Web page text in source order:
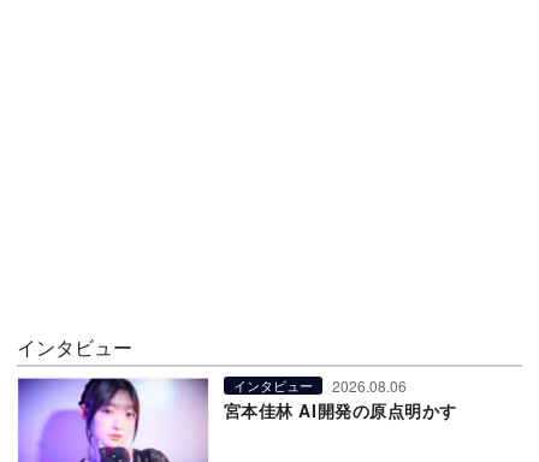
インタビュー
インタビュー 2026.08.06
宮本佳林 AI開発の原点明かす